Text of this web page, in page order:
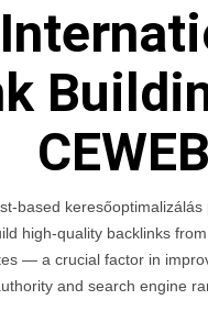
CEWEB
based keresőoptimalizálás
high-quality backlinks
— a crucial factor in
and search engine